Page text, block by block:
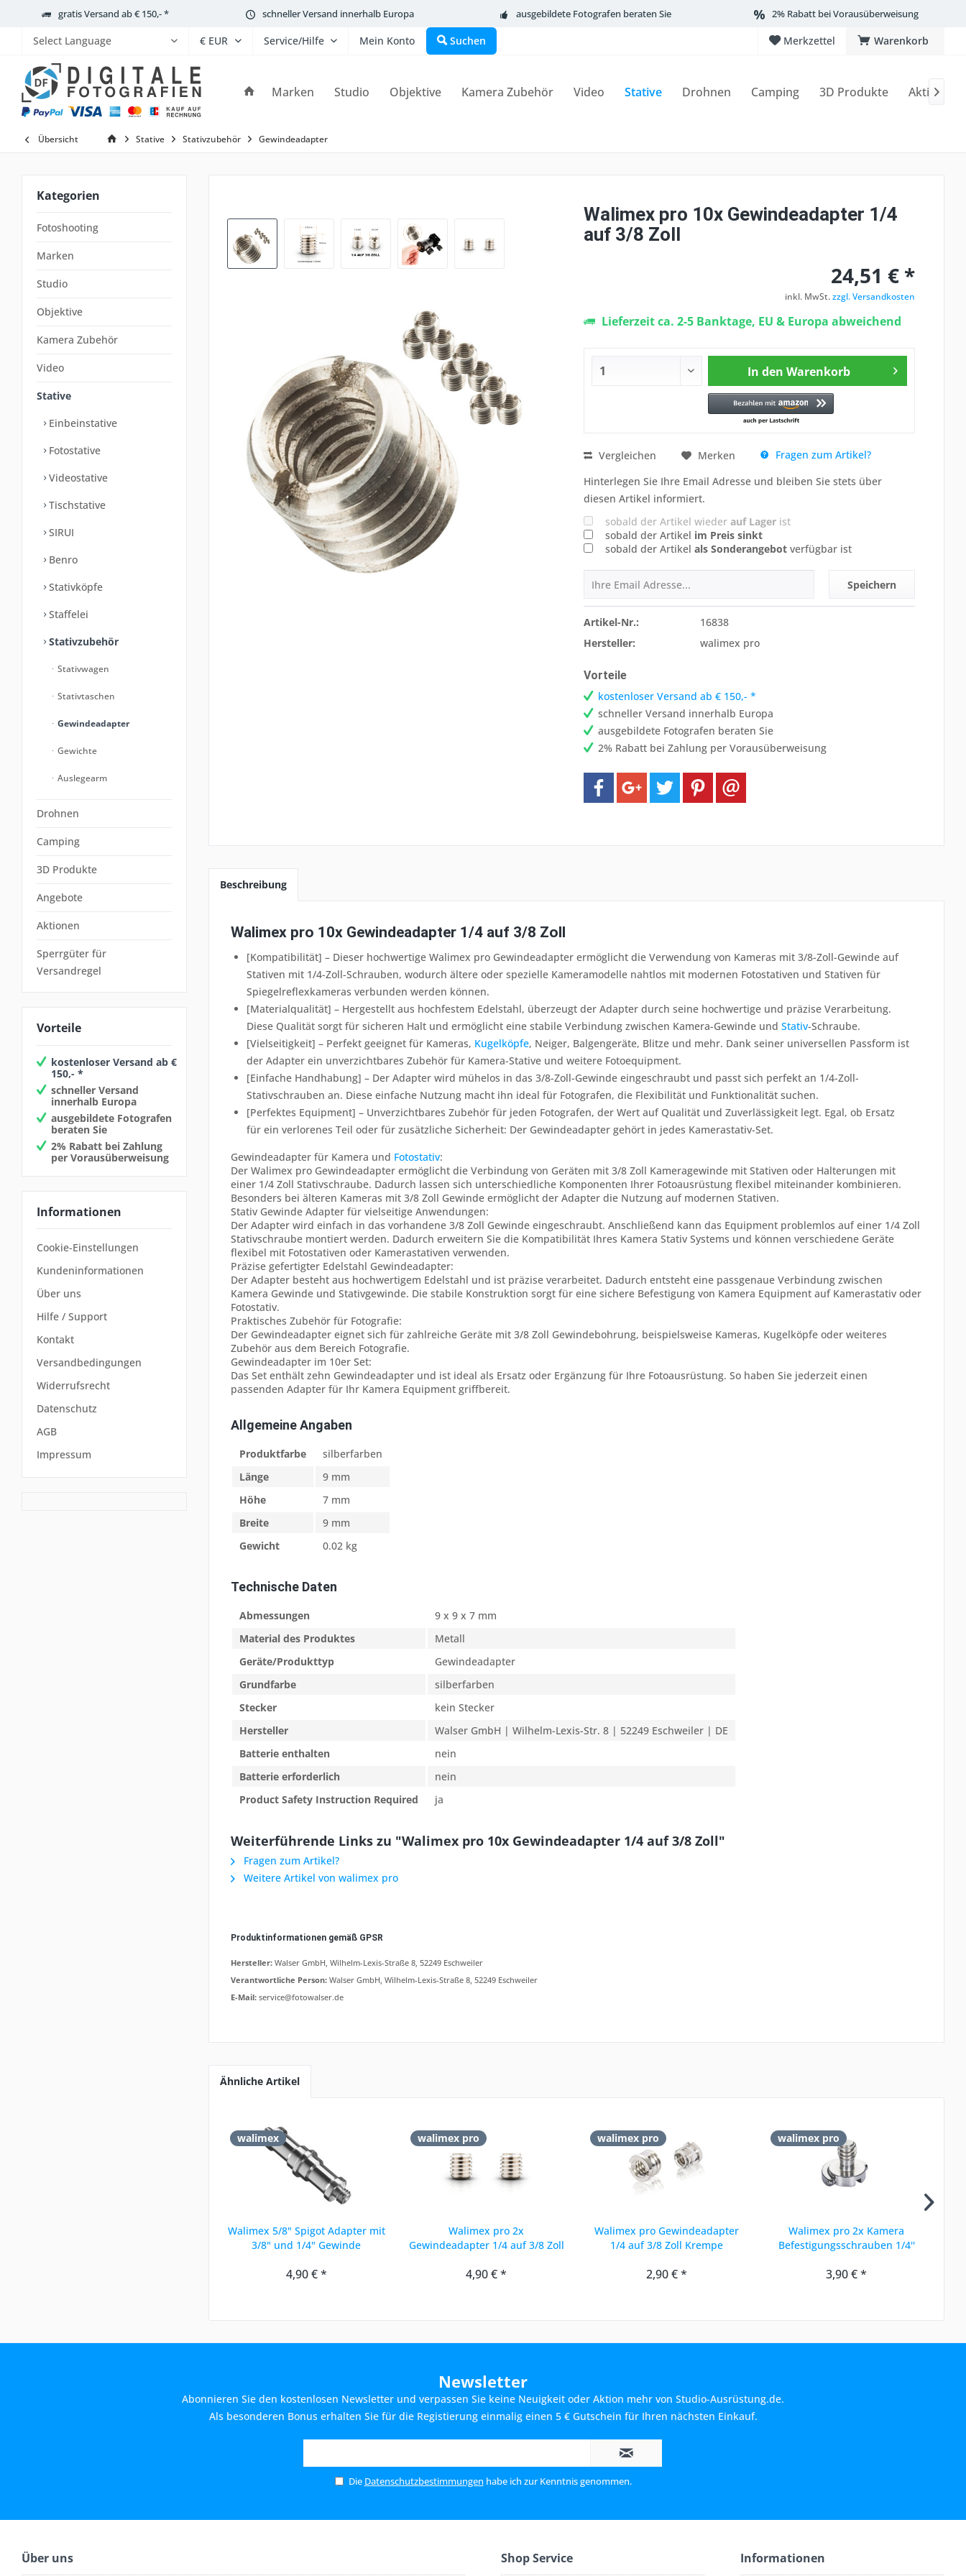
gratis Versand ab € 150,- * schneller Versand innerhalb Europa ausgebildete Fotografen beraten Sie 2% Rabatt bei Vorausüberweisung
Powered by
Warenkorb
Merkzettel
Service/Hilfe Mein Konto Suchen
Marken Studio Objektive Kamera Zubehör Video Stative Drohnen Camping 3D Produkte Aktionen

Übersicht Stative Stativzubehör Gewindeadapter
Kategorien
Fotoshooting
Marken
Studio
Objektive
Kamera Zubehör
Video
Stative
Einbeinstative
Fotostative
Videostative
Tischstative
SIRUI
Benro
Stativköpfe
Staffelei
Stativzubehör
Stativwagen
Stativtaschen
Gewindeadapter
Gewichte
Auslegearm
Drohnen
Camping
3D Produkte
Angebote
Aktionen
Sperrgüter für
Versandregel
Vorteile
kostenloser Versand ab €
150,- *
schneller Versand
innerhalb Europa
ausgebildete Fotografen
beraten Sie
2% Rabatt bei Zahlung
per Vorausüberweisung
Informationen
Cookie-Einstellungen
Kundeninformationen
Über uns
Hilfe / Support
Kontakt
Versandbedingungen
Widerrufsrecht
Datenschutz
AGB
Impressum
Walimex pro 10x Gewindeadapter 1/4
auf 3/8 Zoll
24,51 € *
inkl. MwSt.zzgl. Versandkosten
Lieferzeit ca. 2-5 Banktage, EU & Europa abweichend
In den Warenkorb
Vergleichen Merken
Fragen zum Artikel?
Hinterlegen Sie Ihre Email Adresse und bleiben Sie stets über
diesen Artikel informiert.
sobald der Artikel wieder auf Lagerist
sobald der Artikel im Preis sinkt
sobald der Artikel als Sonderangebotverfügbar ist
Speichern
Artikel-Nr.:
16838
Hersteller:
walimex pro
Vorteile
kostenloser Versand ab € 150,- *
schneller Versand innerhalb Europa
ausgebildete Fotografen beraten Sie
2% Rabatt bei Zahlung per Vorausüberweisung
Beschreibung
Walimex pro 10x Gewindeadapter 1/4 auf 3/8 Zoll
[Kompatibilität] – Dieser hochwertige Walimex pro Gewindeadapter ermöglicht die Verwendung von Kameras mit 3/8-Zoll-Gewinde auf
Stativen mit 1/4-Zoll-Schrauben, wodurch ältere oder spezielle Kameramodelle nahtlos mit modernen Fotostativen und Stativen für
Spiegelreflexkameras verbunden werden können.
[Materialqualität] – Hergestellt aus hochfestem Edelstahl, überzeugt der Adapter durch seine hochwertige und präzise Verarbeitung.
Diese Qualität sorgt für sicheren Halt und ermöglicht eine stabile Verbindung zwischen Kamera-Gewinde und Stativ-Schraube.
[Vielseitigkeit] – Perfekt geeignet für Kameras, Kugelköpfe, Neiger, Balgengeräte, Blitze und mehr. Dank seiner universellen Passform ist
der Adapter ein unverzichtbares Zubehör für Kamera-Stative und weitere Fotoequipment.
[Einfache Handhabung] – Der Adapter wird mühelos in das 3/8-Zoll-Gewinde eingeschraubt und passt sich perfekt an 1/4-Zoll-
Stativschrauben an. Diese einfache Nutzung macht ihn ideal für Fotografen, die Flexibilität und Funktionalität suchen.
[Perfektes Equipment] – Unverzichtbares Zubehör für jeden Fotografen, der Wert auf Qualität und Zuverlässigkeit legt. Egal, ob Ersatz
für ein verlorenes Teil oder für zusätzliche Sicherheit: Der Gewindeadapter gehört in jedes Kamerastativ-Set.
Gewindeadapter für Kamera und Fotostativ:
Der Walimex pro Gewindeadapter ermöglicht die Verbindung von Geräten mit 3/8 Zoll Kameragewinde mit Stativen oder Halterungen mit
einer 1/4 Zoll Stativschraube. Dadurch lassen sich unterschiedliche Komponenten Ihrer Fotoausrüstung flexibel miteinander kombinieren.
Besonders bei älteren Kameras mit 3/8 Zoll Gewinde ermöglicht der Adapter die Nutzung auf modernen Stativen.
Stativ Gewinde Adapter für vielseitige Anwendungen:
Der Adapter wird einfach in das vorhandene 3/8 Zoll Gewinde eingeschraubt. Anschließend kann das Equipment problemlos auf einer 1/4 Zoll
Stativschraube montiert werden. Dadurch erweitern Sie die Kompatibilität Ihres Kamera Stativ Systems und können verschiedene Geräte
flexibel mit Fotostativen oder Kamerastativen verwenden.
Präzise gefertigter Edelstahl Gewindeadapter:
Der Adapter besteht aus hochwertigem Edelstahl und ist präzise verarbeitet. Dadurch entsteht eine passgenaue Verbindung zwischen
Kamera Gewinde und Stativgewinde. Die stabile Konstruktion sorgt für eine sichere Befestigung von Kamera Equipment auf Kamerastativ oder
Fotostativ.
Praktisches Zubehör für Fotografie:
Der Gewindeadapter eignet sich für zahlreiche Geräte mit 3/8 Zoll Gewindebohrung, beispielsweise Kameras, Kugelköpfe oder weiteres
Zubehör aus dem Bereich Fotografie.
Gewindeadapter im 10er Set:
Das Set enthält zehn Gewindeadapter und ist ideal als Ersatz oder Ergänzung für Ihre Fotoausrüstung. So haben Sie jederzeit einen
passenden Adapter für Ihr Kamera Equipment griffbereit.
Allgemeine Angaben
Produktfarbe
silberfarben
Länge
9 mm
Höhe
7 mm
Breite
9 mm
Gewicht
0.02 kg
Technische Daten
Abmessungen
9 x 9 x 7 mm
Material des Produktes
Metall
Geräte/Produkttyp
Gewindeadapter
Grundfarbe
silberfarben
Stecker
kein Stecker
Hersteller
Walser GmbH | Wilhelm-Lexis-Str. 8 | 52249 Eschweiler | DE
Batterie enthalten
nein
Batterie erforderlich
nein
Product Safety Instruction Required
ja
Weiterführende Links zu "Walimex pro 10x Gewindeadapter 1/4 auf 3/8 Zoll"
Fragen zum Artikel?
Weitere Artikel von walimex pro
Produktinformationen gemäß GPSR
Hersteller: Walser GmbH, Wilhelm-Lexis-Straße 8, 52249 Eschweiler
Verantwortliche Person: Walser GmbH, Wilhelm-Lexis-Straße 8, 52249 Eschweiler
E-Mail: service@fotowalser.de
Ähnliche Artikel
walimex
Walimex 5/8" Spigot Adapter mit
3/8" und 1/4" Gewinde
4,90 € *
walimex pro
Walimex pro 2x
Gewindeadapter 1/4 auf 3/8 Zoll
4,90 € *
walimex pro
Walimex pro Gewindeadapter
1/4 auf 3/8 Zoll Krempe
2,90 € *
walimex pro
Walimex pro 2x Kamera
Befestigungsschrauben 1/4''
3,90 € *
Newsletter
Abonnieren Sie den kostenlosen Newsletter und verpassen Sie keine Neuigkeit oder Aktion mehr von Studio-Ausrüstung.de.
Als besonderen Bonus erhalten Sie für die Registierung einmalig einen 5 € Gutschein für Ihren nächsten Einkauf.
Die Datenschutzbestimmungen habe ich zur Kenntnis genommen.
Über uns Shop Service Informationen